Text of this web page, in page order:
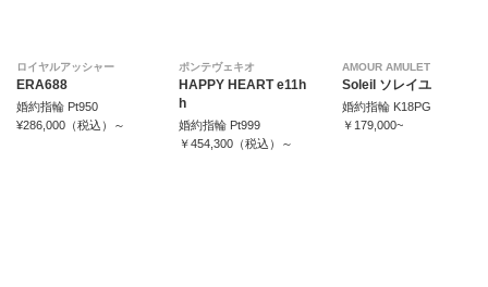
ロイヤルアッシャー
ERA688
婚約指輪 Pt950
¥286,000（税込）～
ポンテヴェキオ
HAPPY HEART e11h
h
婚約指輪 Pt999
￥454,300（税込）～
AMOUR AMULET
Soleil ソレイユ
婚約指輪 K18PG
￥179,000~